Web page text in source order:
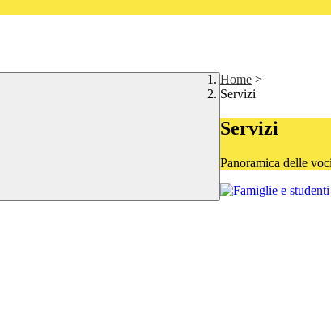
Home >
Servizi
Servizi
Panoramica delle